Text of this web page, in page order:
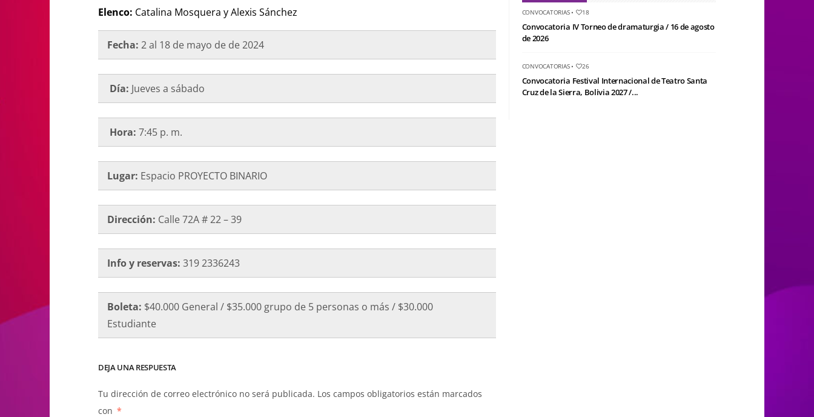
Elenco: Catalina Mosquera y Alexis Sánchez
Fecha: 2 al 18 de mayo de de 2024
Día: Jueves a sábado
Hora: 7:45 p. m.
Lugar: Espacio PROYECTO BINARIO
Dirección: Calle 72A # 22 – 39
Info y reservas: 319 2336243
Boleta: $40.000 General / $35.000 grupo de 5 personas o más / $30.000
Estudiante
DEJA UNA RESPUESTA
Tu dirección de correo electrónico no será publicada. Los campos obligatorios están marcados
con *
CONVOCATORIAS• 18
Convocatoria IV Torneo de dramaturgia / 16 de agosto
de 2026
CONVOCATORIAS• 26
Convocatoria Festival Internacional de Teatro Santa
Cruz de la Sierra, Bolivia 2027 /...